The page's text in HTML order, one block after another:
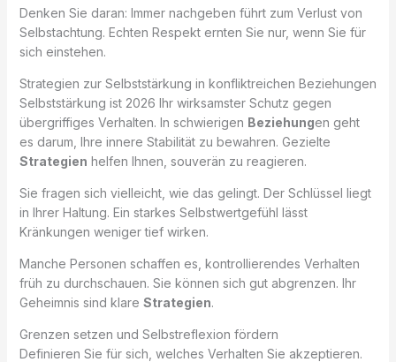
Denken Sie daran: Immer nachgeben führt zum Verlust von
Selbstachtung. Echten Respekt ernten Sie nur, wenn Sie für
sich einstehen.
Strategien zur Selbststärkung in konfliktreichen Beziehungen
Selbststärkung ist 2026 Ihr wirksamster Schutz gegen
übergriffiges Verhalten. In schwierigen Beziehungen geht
es darum, Ihre innere Stabilität zu bewahren. Gezielte
Strategien helfen Ihnen, souverän zu reagieren.
Sie fragen sich vielleicht, wie das gelingt. Der Schlüssel liegt
in Ihrer Haltung. Ein starkes Selbstwertgefühl lässt
Kränkungen weniger tief wirken.
Manche Personen schaffen es, kontrollierendes Verhalten
früh zu durchschauen. Sie können sich gut abgrenzen. Ihr
Geheimnis sind klare Strategien.
Grenzen setzen und Selbstreflexion fördern
Definieren Sie für sich, welches Verhalten Sie akzeptieren.